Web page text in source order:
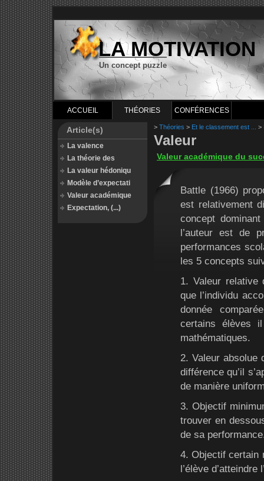
LA MOTIVATION
Un concept puzzle
ACCUEIL THÉORIES CONFÉRENCES
Article(s)
La valence
La théorie des
La valeur hédoniqu
Modèle d’expectati
Valeur académique
Expectation, (...)
> Théories > Et le classement est ... >
Valeur
Valeur académique du
Battle (1966)
est relativement
concept
l’auteur est de
performances
les 5 concepts
1. Valeur relative
que l’individu
donnée
certains élèves
mathématiques.
2. Valeur absolue
différence qu’il
de manière
3. Objectif
trouver en
de sa
4. Objectif certain
l’élève d’atteindre